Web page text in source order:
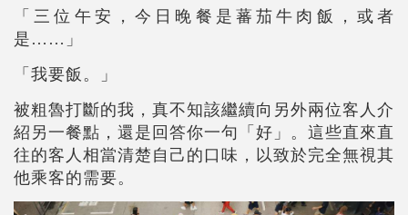
「三位午安，今日晚餐是蕃茄牛肉飯，或者
是……」
「我要飯。」
被粗魯打斷的我，真不知該繼續向另外兩位客人介
紹另一餐點，還是回答你一句「好」。這些直來直
往的客人相當清楚自己的口味，以致於完全無視其
他乘客的需要。